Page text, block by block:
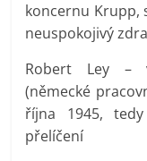
koncernu Krupp,
neuspokojivý
Robert Ley –
(německé
října 1945,
přelíčení